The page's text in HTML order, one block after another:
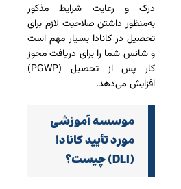
درک و رعایت شرایط مذکور
به‌منظور داشتن صلاحیت لازم برای
تحصیل در کانادا بسیار مهم است
و شانس شما را برای دریافت مجوز
کار پس از تحصیل (PGWP)
افزایش می‌دهد.
موسسه آموزشی
مورد تأیید کانادا
(DLI) چیست؟